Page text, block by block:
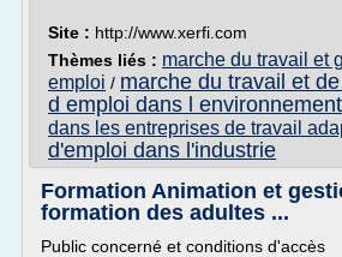
Site : http://www.xerfi.com
Thèmes liés : marche du travail et
emploi / marche du travail et
d emploi dans l environnement
dans les entreprises de travail
d'emploi dans l'industrie
Formation Animation et
formation des adultes ...
Public concerné et conditions d'accès